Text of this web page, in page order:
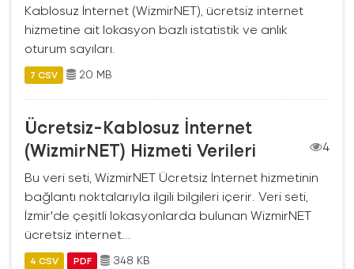
Kablosuz İnternet (WizmirNET), ücretsiz internet
hizmetine ait lokasyon bazlı istatistik ve anlık
oturum sayıları.
7 CSV 20 MB
Ücretsiz-Kablosuz İnternet
(WizmirNET) Hizmeti Verileri
4
Bu veri seti, WizmirNET Ücretsiz İnternet hizmetinin
bağlantı noktalarıyla ilgili bilgileri içerir. Veri seti,
İzmir'de çeşitli lokasyonlarda bulunan WizmirNET
ücretsiz internet...
4 CSV PDF 348 KB